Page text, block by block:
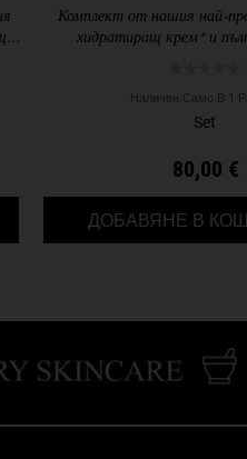
HITS
Комплект от нашия най-
хидратиращ крем* и
Наличен Само В 1
Set
80,00 €
ДОБАВЯНЕ В